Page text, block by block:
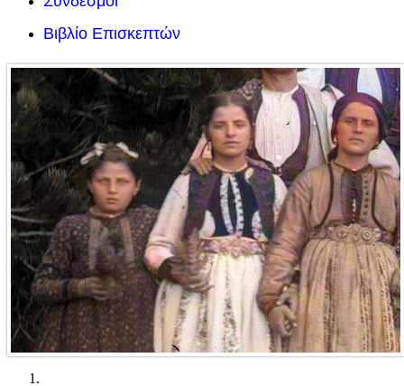
Βιβλίο Επισκεπτών